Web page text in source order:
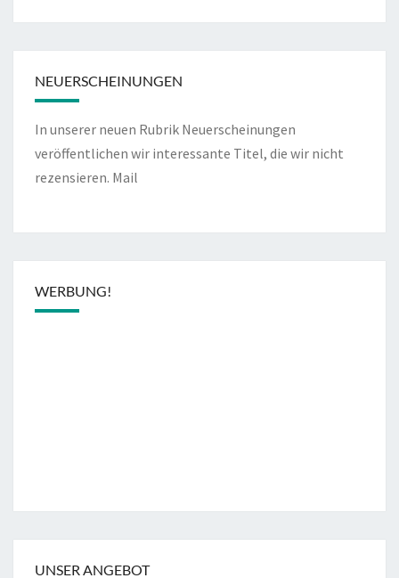
NEUERSCHEINUNGEN
In unserer neuen Rubrik Neuerscheinungen
veröffentlichen wir interessante Titel, die wir nicht
rezensieren. Mail
WERBUNG!
UNSER ANGEBOT